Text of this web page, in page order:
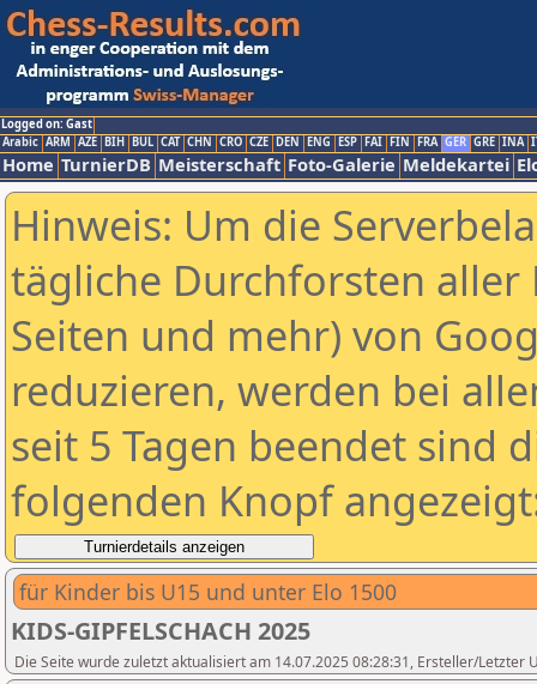
Logged on: Gast
Arabic ARM AZE BIH BUL CAT CHN CRO CZE DEN ENG ESP FAI FIN FRA GER GRE INA
Home TurnierDB Meisterschaft Foto-Galerie Meldekartei
Hinweis: Um die
tägliche Durchforsten aller
Seiten und mehr) von
reduzieren, werden bei
seit 5 Tagen beendet sind
folgenden Knopf
für Kinder bis U15 und unter Elo 1500
KIDS-GIPFELSCHACH 2025
Die Seite wurde zuletzt aktualisiert am 14.07.2025 08:28:31, Ersteller/Letzter